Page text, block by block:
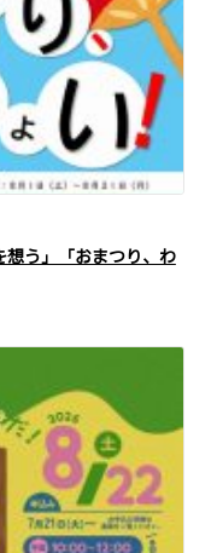
想う」「おまつり、わ